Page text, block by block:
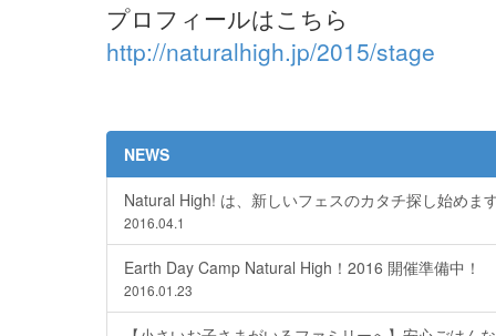
プロフィールはこちら
http://naturalhigh.jp/2015/stage
NEWS
Natural High! は、新しいフェスのカタチ探し始めま
2016.04.1
Earth Day Camp Natural High！2016 開催準備中！
2016.01.23